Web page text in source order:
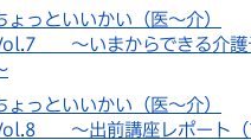
ょっといいかい（医～介）
～いまからできる介護
ょっといいかい（医～介）
～出前講座レポート（